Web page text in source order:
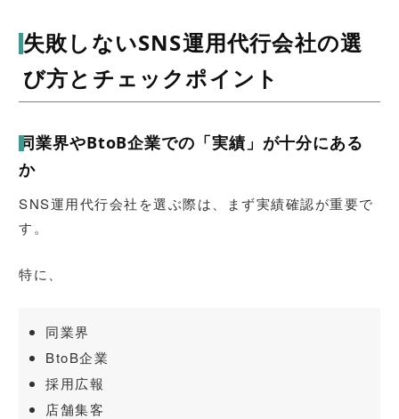
失敗しないSNS運用代行会社の選
び方とチェックポイント
同業界やBtoB企業での「実績」が十分にある
か
SNS運用代行会社を選ぶ際は、まず実績確認が重要で
す。
特に、
同業界
BtoB企業
採用広報
店舗集客